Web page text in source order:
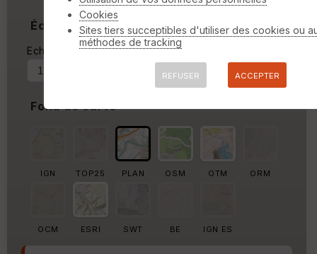
Échelle
Echelle actuelle : 1/10057
Fond de carte
IGN TOP25 PLAN OSM OTM ORM
OCM ESRI SWT BE IGN ES
Cookies
Sites tiers succeptibles d'utiliser des cookies ou
méthodes de tracking
REFUSER ACCEPTER